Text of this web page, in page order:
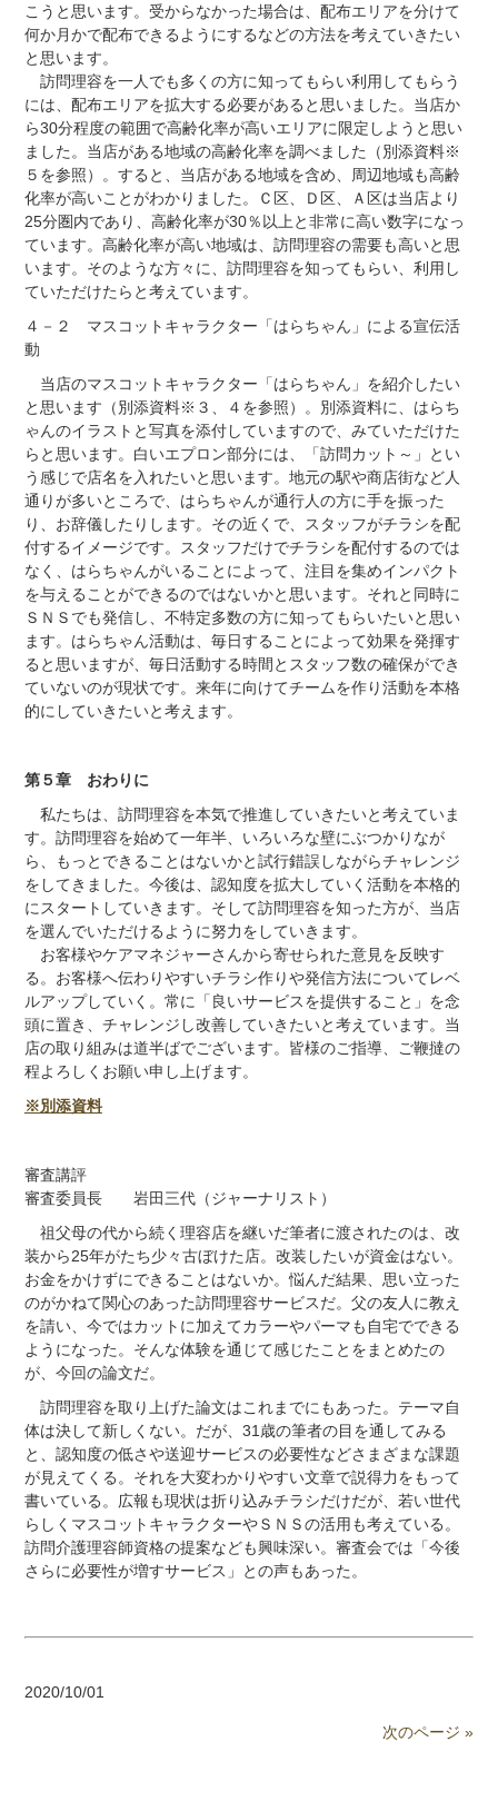
こうと思います。受からなかった場合は、配布エリアを分けて
何か月かで配布できるようにするなどの方法を考えていきたい
と思います。
訪問理容を一人でも多くの方に知ってもらい利用してもらう
には、配布エリアを拡大する必要があると思いました。当店か
ら30分程度の範囲で高齢化率が高いエリアに限定しようと思い
ました。当店がある地域の高齢化率を調べました（別添資料※
５を参照）。すると、当店がある地域を含め、周辺地域も高齢
化率が高いことがわかりました。Ｃ区、Ｄ区、Ａ区は当店より
25分圏内であり、高齢化率が30％以上と非常に高い数字になっ
ています。高齢化率が高い地域は、訪問理容の需要も高いと思
います。そのような方々に、訪問理容を知ってもらい、利用し
ていただけたらと考えています。
４－２ マスコットキャラクター「はらちゃん」による宣伝活
動
当店のマスコットキャラクター「はらちゃん」を紹介したい
と思います（別添資料※３、４を参照）。別添資料に、はらち
ゃんのイラストと写真を添付していますので、みていただけた
らと思います。白いエプロン部分には、「訪問カット～」とい
う感じで店名を入れたいと思います。地元の駅や商店街など人
通りが多いところで、はらちゃんが通行人の方に手を振った
り、お辞儀したりします。その近くで、スタッフがチラシを配
付するイメージです。スタッフだけでチラシを配付するのでは
なく、はらちゃんがいることによって、注目を集めインパクト
を与えることができるのではないかと思います。それと同時に
ＳＮＳでも発信し、不特定多数の方に知ってもらいたいと思い
ます。はらちゃん活動は、毎日することによって効果を発揮す
ると思いますが、毎日活動する時間とスタッフ数の確保ができ
ていないのが現状です。来年に向けてチームを作り活動を本格
的にしていきたいと考えます。
第５章 おわりに
私たちは、訪問理容を本気で推進していきたいと考えていま
す。訪問理容を始めて一年半、いろいろな壁にぶつかりなが
ら、もっとできることはないかと試行錯誤しながらチャレンジ
をしてきました。今後は、認知度を拡大していく活動を本格的
にスタートしていきます。そして訪問理容を知った方が、当店
を選んでいただけるように努力をしていきます。
お客様やケアマネジャーさんから寄せられた意見を反映す
る。お客様へ伝わりやすいチラシ作りや発信方法についてレベ
ルアップしていく。常に「良いサービスを提供すること」を念
頭に置き、チャレンジし改善していきたいと考えています。当
店の取り組みは道半ばでございます。皆様のご指導、ご鞭撻の
程よろしくお願い申し上げます。
※別添資料
審査講評
審査委員長 岩田三代（ジャーナリスト）
祖父母の代から続く理容店を継いだ筆者に渡されたのは、改
装から25年がたち少々古ぼけた店。改装したいが資金はない。
お金をかけずにできることはないか。悩んだ結果、思い立った
のがかねて関心のあった訪問理容サービスだ。父の友人に教え
を請い、今ではカットに加えてカラーやパーマも自宅でできる
ようになった。そんな体験を通じて感じたことをまとめたの
が、今回の論文だ。
訪問理容を取り上げた論文はこれまでにもあった。テーマ自
体は決して新しくない。だが、31歳の筆者の目を通してみる
と、認知度の低さや送迎サービスの必要性などさまざまな課題
が見えてくる。それを大変わかりやすい文章で説得力をもって
書いている。広報も現状は折り込みチラシだけだが、若い世代
らしくマスコットキャラクターやＳＮＳの活用も考えている。
訪問介護理容師資格の提案なども興味深い。審査会では「今後
さらに必要性が増すサービス」との声もあった。
2020/10/01
次のページ »